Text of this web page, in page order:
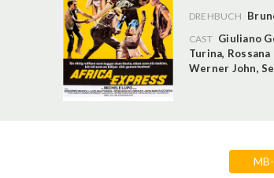
DREHBUCH
CAST Giuliano
Turina,
Werner John,